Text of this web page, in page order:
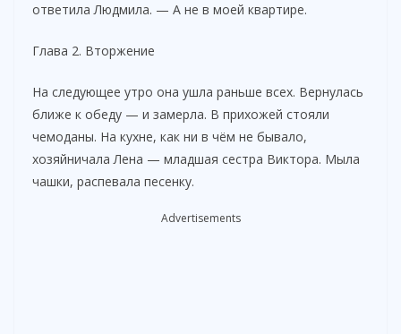
ответила Людмила. — А не в моей квартире.
Глава 2. Вторжение
На следующее утро она ушла раньше всех. Вернулась
ближе к обеду — и замерла. В прихожей стояли
чемоданы. На кухне, как ни в чём не бывало,
хозяйничала Лена — младшая сестра Виктора. Мыла
чашки, распевала песенку.
Advertisements